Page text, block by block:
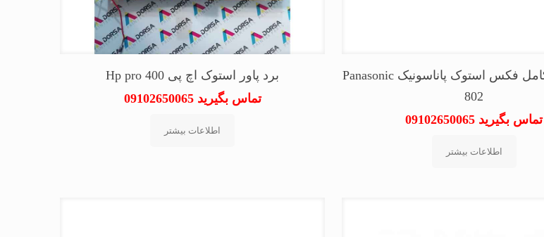
ای دی اف کامل فکس استوک پاناسونیک Panasonic
802
تماس بگیرید 09102650065
اطلاعات بیشتر
برد پاور استوک اچ پی Hp pro 400
تماس بگیرید 09102650065
اطلاعات بیشتر